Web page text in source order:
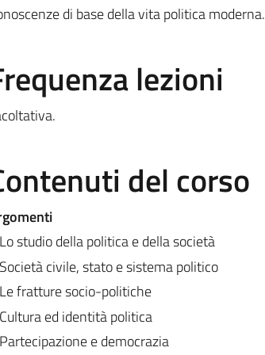
di base della vita politica moderna.
lezioni
del corso
studio della politica e della società
civile, stato e sistema politico
fratture socio-politiche
ed identità politica
e democrazia